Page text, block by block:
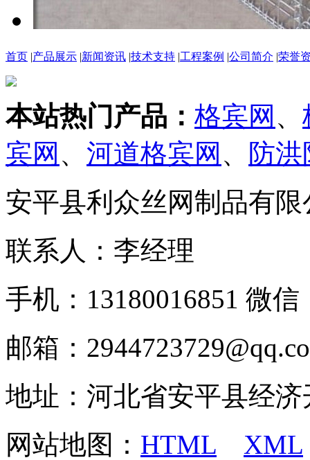
首页 |产品展示 |新闻资讯 |技术支持 |工程案例 |公司简介 |荣誉
本站热门产品： 格宾网 、
宾网 、 河道格宾网 、
防
安平县利众丝网制品有限
联系人：李经理
手机：13180016851 微信
邮箱：
地址：河北省安平县经济
网站地图： HTML
XML